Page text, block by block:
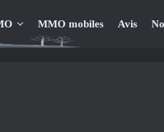
MMO mobiles Avis